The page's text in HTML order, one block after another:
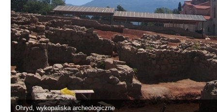
Ohryd, wykopaliska archeologiczne